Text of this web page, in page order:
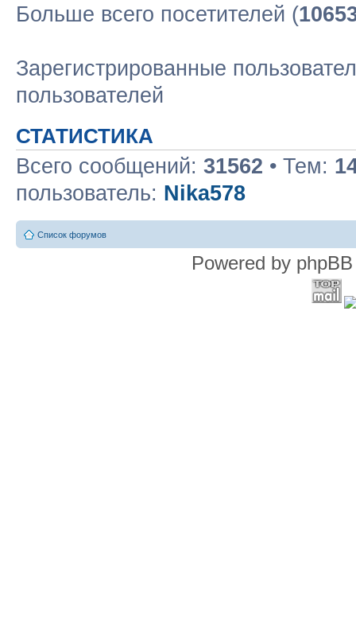
Больше всего посетителей (
Зарегистрированные
пользователей
СТАТИСТИКА
Всего сообщений: 31562 • Тем:
пользователь: Nika578
Список форумов
Powered by